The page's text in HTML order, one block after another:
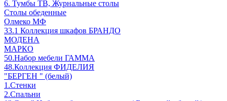
6. Тумбы ТВ, Журнальные столы
Столы обеденные
Олмеко МФ
33.1 Коллекция шкафов БРАНДО
МОДЕНА
МАРКО
50.Набор мебели ГАММА
48.Коллекция ФИДЕЛИЯ
"БЕРГЕН " (белый)
1.Стенки
2.Спальни